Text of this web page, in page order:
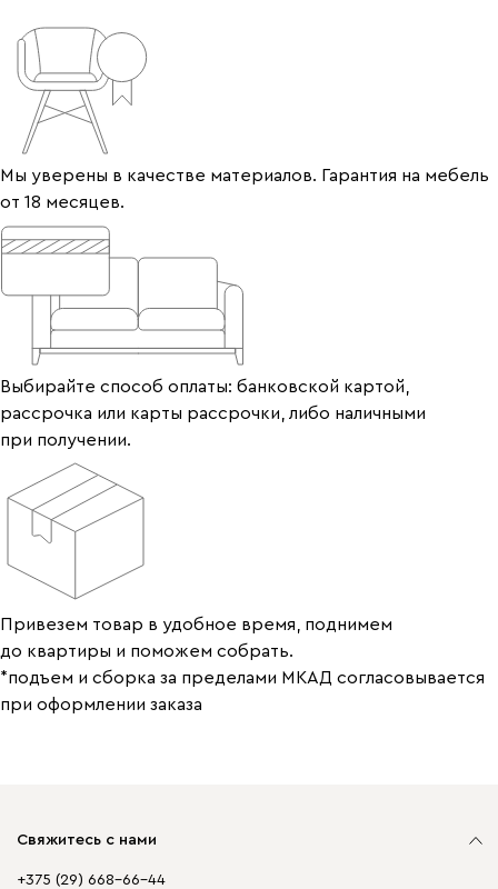
Мы уверены в качестве материалов. Гарантия на мебель
от 18 месяцев.
Выбирайте способ оплаты: банковской картой,
рассрочка или карты рассрочки, либо наличными
при получении.
Привезем товар в удобное время, поднимем
до квартиры и поможем собрать.
*подъем и сборка за пределами МКАД согласовывается
при оформлении заказа
Свяжитесь с нами
+375 (29) 668-66-44